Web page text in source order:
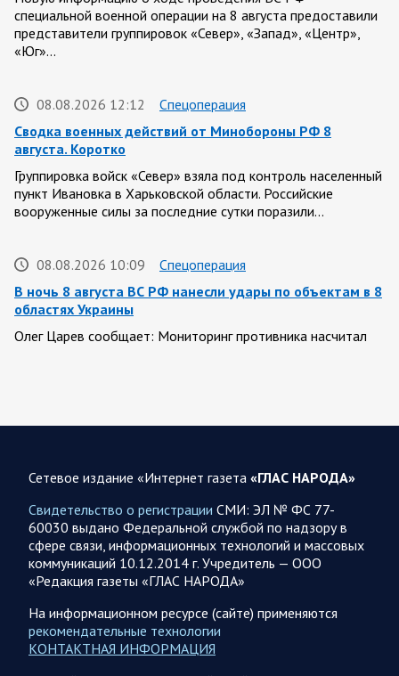
специальной военной операции на 8 августа предоставили
представители группировок «Север», «Запад», «Центр»,
«Юг»…
08.08.2026 12:12
Спецоперация
Сводка военных действий от Минобороны РФ 8
августа. Коротко
Группировка войск «Север» взяла под контроль населенный
пункт Ивановка в Харьковской области. Российские
вооруженные силы за последние сутки поразили…
08.08.2026 10:09
Спецоперация
В ночь 8 августа ВС РФ нанесли удары по объектам в 8
областях Украины
Олег Царев сообщает: Мониторинг противника насчитал
08.08.2026 10:05
Спецоперация
397 украинских БПЛА сбито ПВО ночью над 15 субъектами
Белгородской, Брянской, Воронежской, Курской, Липецкой,
Орловской,…
08.08.2026 09:45
Саратовская область
После реализации инвестиционного проекта
Аткарской птицефабрики предприятию необходимо
помочь с реализацией продукции в сетевых магазинах
Сетевое издание «Интернет газета «ГЛАС НАРОДА»
Свидетельство о регистрации СМИ: ЭЛ № ФС 77-
60030 выдано Федеральной службой по надзору в
сфере связи, информационных технологий и массовых
коммуникаций 10.12.2014 г. Учредитель — ООО
«Редакция газеты «ГЛАС НАРОДА»
На информационном ресурсе (сайте) применяются
рекомендательные технологии
КОНТАКТНАЯ ИНФОРМАЦИЯ